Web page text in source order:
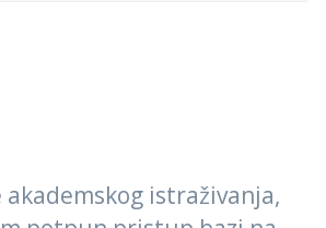
istraživanja,